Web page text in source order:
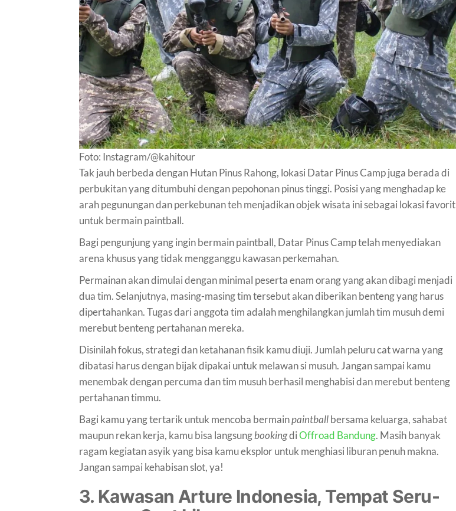
Foto: Instagram/@kahitour
Tak jauh berbeda dengan Hutan Pinus Rahong, lokasi Datar Pinus Camp juga berada di
perbukitan yang ditumbuhi dengan pepohonan pinus tinggi. Posisi yang menghadap ke
arah pegunungan dan perkebunan teh menjadikan objek wisata ini sebagai lokasi favorit
untuk bermain paintball.
Bagi pengunjung yang ingin bermain paintball, Datar Pinus Camp telah menyediakan
arena khusus yang tidak mengganggu kawasan perkemahan.
Permainan akan dimulai dengan minimal peserta enam orang yang akan dibagi menjadi
dua tim. Selanjutnya, masing-masing tim tersebut akan diberikan benteng yang harus
dipertahankan. Tugas dari anggota tim adalah menghilangkan jumlah tim musuh demi
merebut benteng pertahanan mereka.
Disinilah fokus, strategi dan ketahanan fisik kamu diuji. Jumlah peluru cat warna yang
dibatasi harus dengan bijak dipakai untuk melawan si musuh. Jangan sampai kamu
menembak dengan percuma dan tim musuh berhasil menghabisi dan merebut benteng
pertahanan timmu.
Bagi kamu yang tertarik untuk mencoba bermainpaintballbersama keluarga, sahabat
maupun rekan kerja, kamu bisa langsungbookingdiOffroad Bandung. Masih banyak
ragam kegiatan asyik yang bisa kamu eksplor untuk menghiasi liburan penuh makna.
Jangan sampai kehabisan slot, ya!
3. Kawasan Arture Indonesia, Tempat Seru-